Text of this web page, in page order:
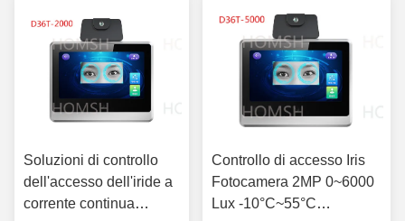
Soluzioni di controllo
dell'accesso dell'iride a
corrente continua
Controllo di accesso Iris
Fotocamera 2MP 0~6000
Lux -10°C~55°C